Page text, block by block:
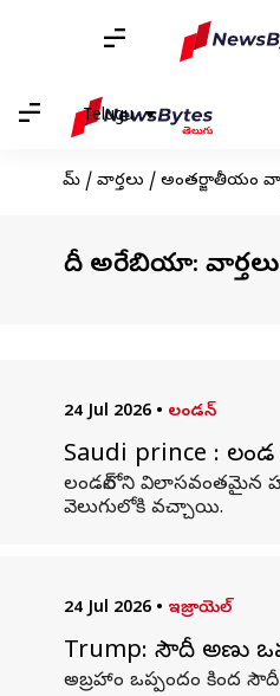
Telugu
హోమ్ / వార్తలు / అంతర్జాతీయం
సౌదీ అరేబియా: వార్తలు
24 Jul 2026 • లండన్
Saudi prince :
లండన్‌లోని విలాసవంతమైన
వెలుగులోకి వచ్చాయి.
24 Jul 2026 • ఇజ్రాయెల్
Trump: సౌదీ అణు
అబ్రహాం ఒప్పందం కింద